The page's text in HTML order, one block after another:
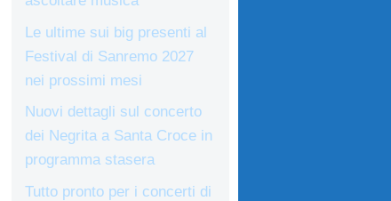
Le ultime sui big presenti al
Festival di Sanremo 2027
nei prossimi mesi
Nuovi dettagli sul concerto
dei Negrita a Santa Croce in
programma stasera
Tutto pronto per i concerti di